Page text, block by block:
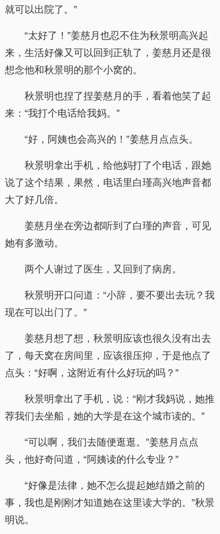
就可以出院了。”
“太好了！”姜慈月也忍不住为秋景明高兴起
来，生活好像又可以回到正轨了，姜慈月还是很
想念他和秋景明的那个小窝的。
秋景明也捏了捏姜慈月的手，看着他笑了起
来：“我打个电话给我妈。”
“好，阿姨也会高兴的！”姜慈月点点头。
秋景明拿出手机，给他妈打了个电话，跟她
说了这个结果，果然，电话里白瑾高兴地声音都
大了好几倍。
姜慈月坐在旁边都听到了白瑾的声音，可见
她有多激动。
两个人谢过了医生，又回到了病房。
秋景明开口问道：“小辞，要不要出去玩？我
现在可以出门了。”
姜慈月想了想，秋景明应该也很久没有出去
了，每天窝在房间里，应该很压抑，于是他点了
点头：“好啊，这附近有什么好玩的吗？”
秋景明拿出了手机，说：“刚才我妈说，她推
荐我们去坐船，她的大学是在这个城市读的。”
“可以啊，我们去随便逛逛。”姜慈月点点
头，他好奇问道，“阿姨读的什么专业？”
“好像是法律，她不怎么提起她结婚之前的
事，我也是刚刚才知道她在这里读大学的。”秋景
明说。